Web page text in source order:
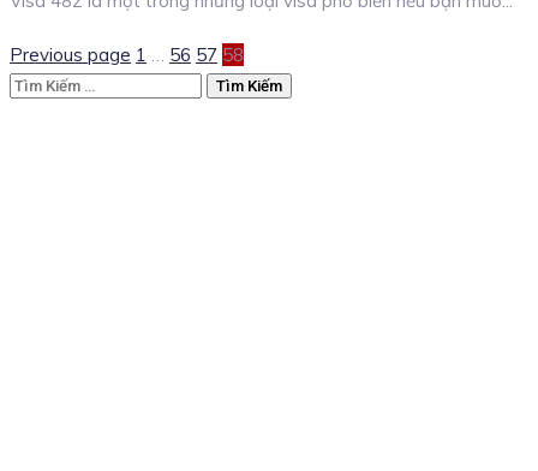
Previous page 1 … 56 57 58
Tìm